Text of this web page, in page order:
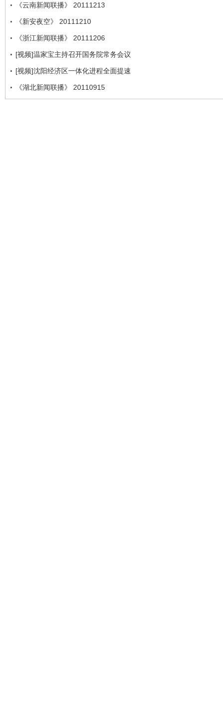
《云南新闻联播》 20111213
《新安夜空》 20111210
《浙江新闻联播》 20111206
[视频]温家宝主持召开国务院常务会议
[视频]沈阳经济区一体化进程全面提速
《湖北新闻联播》 20110915